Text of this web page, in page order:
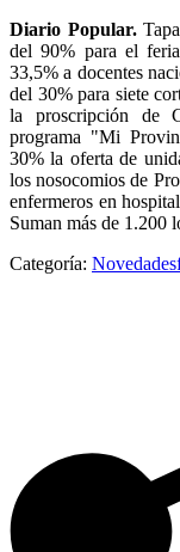
Diario Popular.
del 90% para el
33,5% a docentes
del 30% para siete
la proscripción de
programa "Mi
30% la oferta de
los nosocomios de
enfermeros en
Suman más de 1.200
Categoría: Novedades